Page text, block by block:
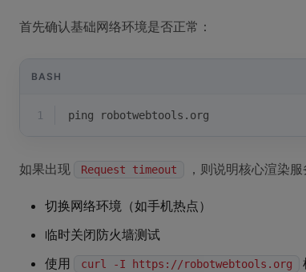
首先确认基础网络环境是否正常：
BASH
1 ping robotwebtools.org
如果出现 Request timeout ，则说明核心渲染
切换网络环境（如手机热点）
临时关闭防火墙测试
使用
curl -I https://robotwebtools.org